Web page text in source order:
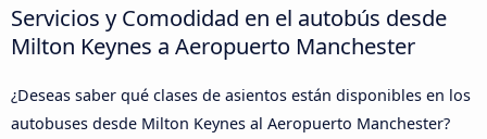
Servicios y Comodidad en el autobús desde
Milton Keynes a Aeropuerto Manchester
¿Deseas saber qué clases de asientos están disponibles en los
autobuses desde Milton Keynes al Aeropuerto Manchester?